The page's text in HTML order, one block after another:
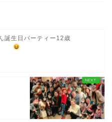
誕生日パーティー12歳